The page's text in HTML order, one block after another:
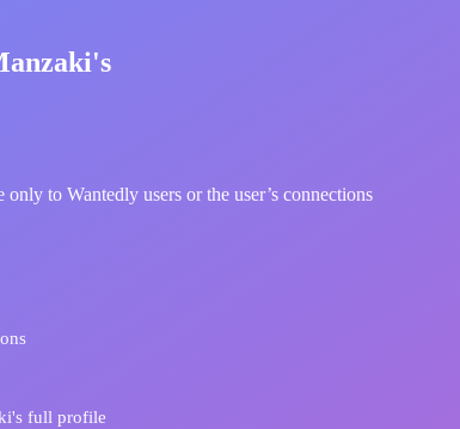
to Wantedly users or the user’s connections
full profile